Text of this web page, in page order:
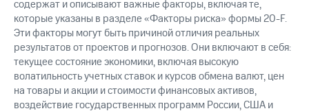
содержат и описывают важные факторы, включая те,
которые указаны в разделе «Факторы риска» формы 20-F.
Эти факторы могут быть причиной отличия реальных
результатов от проектов и прогнозов. Они включают в себя:
текущее состояние экономики, включая высокую
волатильность учетных ставок и курсов обмена валют, цен
на товары и акции и стоимости финансовых активов,
воздействие государственных программ России, США и